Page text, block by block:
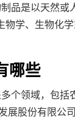
品是以天然
物学、生物化
哪些
个领域，包
展股份有限公